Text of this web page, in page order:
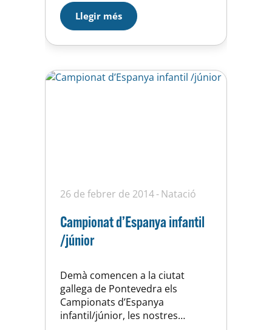
març a Castelló on nedarà les
proves de 100m. i 200m.
papallona. Felicitar a l’Hugo per
l’excel·lent Campionat de
dubte, ha motivat…
Llegir més
26 de febrer de 2014 Natació
Campionat d’Espanya infantil
/júnior
Demà comencen a la ciutat
gallega de Pontevedra els
Campionats d’Espanya
infantil/júnior, les nostres